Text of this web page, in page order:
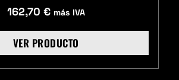
162,70 € más IVA
VER PRODUCTO